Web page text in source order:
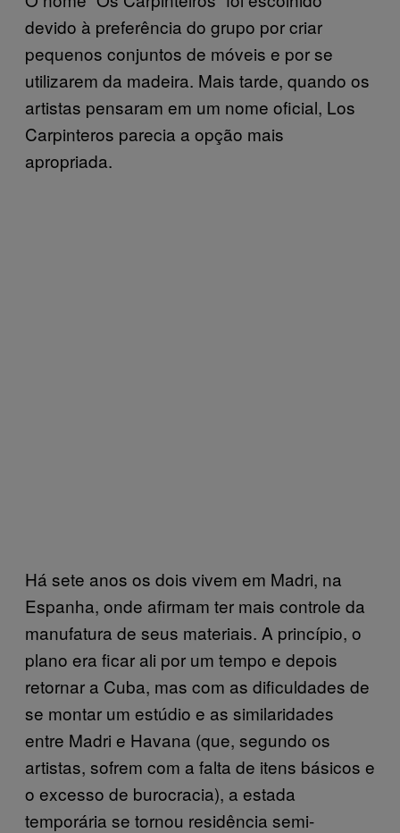
devido à preferência do grupo por criar
pequenos conjuntos de móveis e por se
utilizarem da madeira. Mais tarde, quando os
artistas pensaram em um nome oficial, Los
Carpinteros parecia a opção mais
apropriada.
Há sete anos os dois vivem em Madri, na
Espanha, onde afirmam ter mais controle da
manufatura de seus materiais. A princípio, o
plano era ficar ali por um tempo e depois
retornar a Cuba, mas com as dificuldades de
se montar um estúdio e as similaridades
entre Madri e Havana (que, segundo os
artistas, sofrem com a falta de itens básicos e
o excesso de burocracia), a estada
temporária se tornou residência semi-